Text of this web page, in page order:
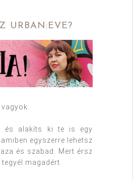
URBAN:EVE?
és alakíts ki te is egy
egyszerre lehetsz
és szabad. Mert érsz
magadért.